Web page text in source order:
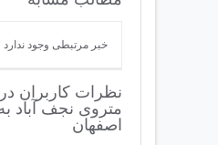
خبر مرتبطی وجود ندارد
نظرات کاربران
متروی نجف آباد
اصفهان